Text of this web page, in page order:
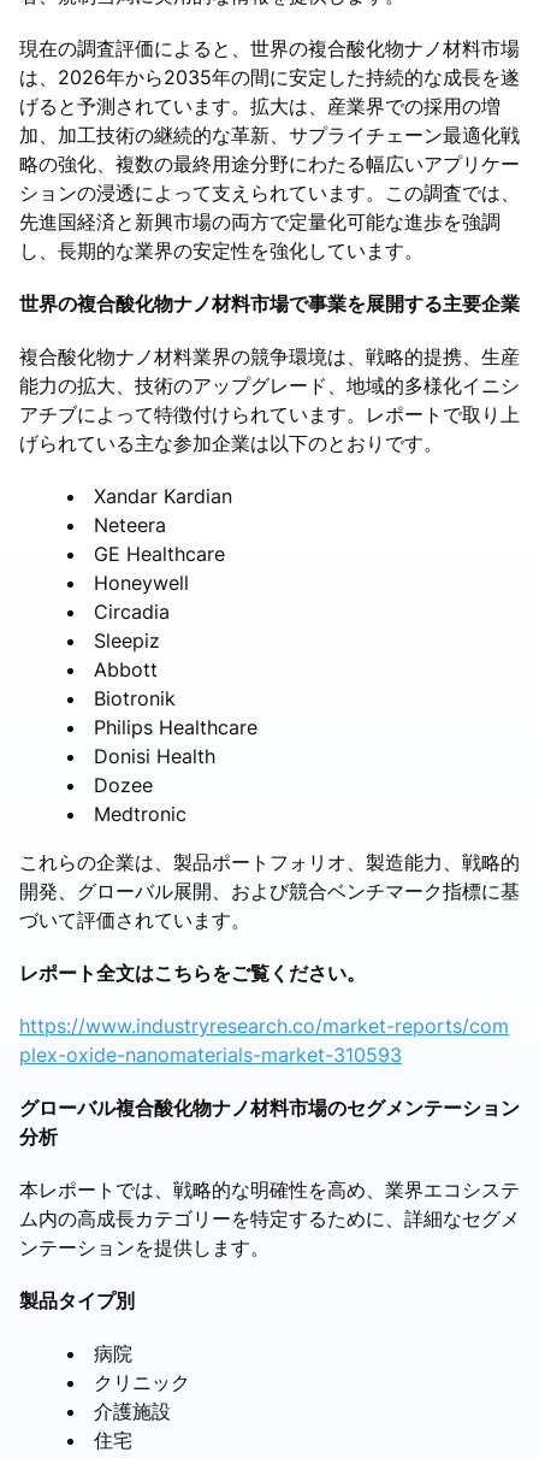
現在の調査評価によると、世界の複合酸化物ナノ材料市場
は、2026年から2035年の間に安定した持続的な成長を遂
げると予測されています。拡大は、産業界での採用の増
加、加工技術の継続的な革新、サプライチェーン最適化戦
略の強化、複数の最終用途分野にわたる幅広いアプリケー
ションの浸透によって支えられています。この調査では、
先進国経済と新興市場の両方で定量化可能な進歩を強調
し、長期的な業界の安定性を強化しています。
世界の複合酸化物ナノ材料市場で事業を展開する主要企業
複合酸化物ナノ材料業界の競争環境は、戦略的提携、生産
能力の拡大、技術のアップグレード、地域的多様化イニシ
アチブによって特徴付けられています。レポートで取り上
げられている主な参加企業は以下のとおりです。
Xandar Kardian
Neteera
GE Healthcare
Honeywell
Circadia
Sleepiz
Abbott
Biotronik
Philips Healthcare
Donisi Health
Dozee
Medtronic
これらの企業は、製品ポートフォリオ、製造能力、戦略的
開発、グローバル展開、および競合ベンチマーク指標に基
づいて評価されています。
レポート全文はこちらをご覧ください。
https://www.industryresearch.co/market-reports/com
plex-oxide-nanomaterials-market-310593
グローバル複合酸化物ナノ材料市場のセグメンテーション
分析
本レポートでは、戦略的な明確性を高め、業界エコシステ
ム内の高成長カテゴリーを特定するために、詳細なセグメ
ンテーションを提供します。
製品タイプ別
病院
クリニック
介護施設
住宅